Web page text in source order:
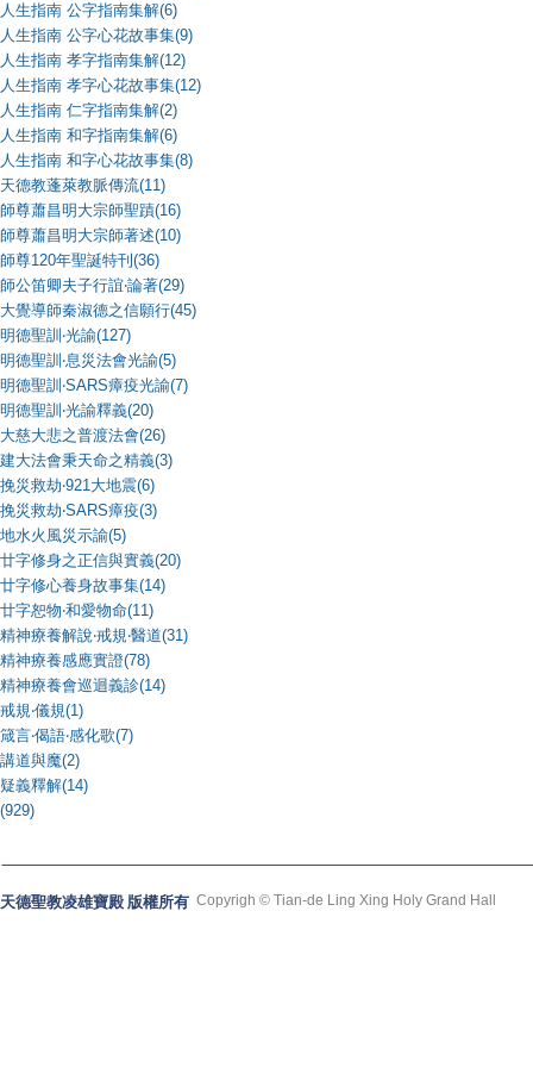
人生指南 公字指南集解(6)
人生指南 公字心花故事集(9)
人生指南 孝字指南集解(12)
人生指南 孝字心花故事集(12)
人生指南 仁字指南集解(2)
人生指南 和字指南集解(6)
人生指南 和字心花故事集(8)
天德教蓬萊教脈傳流(11)
師尊蕭昌明大宗師聖蹟(16)
師尊蕭昌明大宗師著述(10)
師尊120年聖誕特刊(36)
師公笛卿夫子行誼‧論著(29)
大覺導師秦淑德之信願行(45)
明德聖訓‧光諭(127)
明德聖訓‧息災法會光諭(5)
明德聖訓‧SARS瘴疫光諭(7)
明德聖訓‧光諭釋義(20)
大慈大悲之普渡法會(26)
建大法會秉天命之精義(3)
挽災救劫‧921大地震(6)
挽災救劫‧SARS瘴疫(3)
地水火風災示諭(5)
廿字修身之正信與實義(20)
廿字修心養身故事集(14)
廿字恕物‧和愛物命(11)
精神療養解說‧戒規‧醫道(31)
精神療養感應實證(78)
精神療養會巡迴義診(14)
戒規‧儀規(1)
箴言‧偈語‧感化歌(7)
講道與魔(2)
疑義釋解(14)
(929)
天德聖教凌雄寶殿 版權所有 Copyrigh © Tian-de Ling Xing Holy Grand Hall